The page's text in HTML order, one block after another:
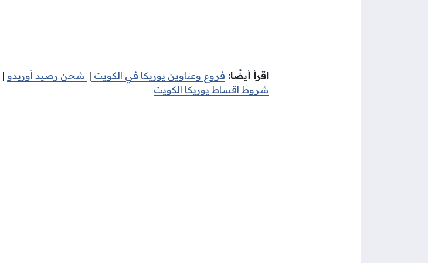
اقرأ أيضًا: فروع وعناوين يوريكا في الكويت | شحن رصيد أوريدو |
شروط اقساط يوريكا الكويت